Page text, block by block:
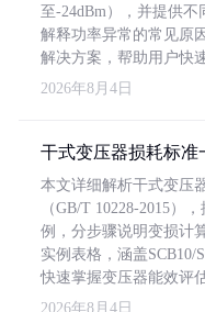
至-24dBm），并提供
解释功率异常的常见原
解决方案，帮助用户快
2026年8月4日
干式变压器损耗标准
本文详细解析干式变压
（GB/T 10228-2015）
例，分步骤说明变损计
实例表格，涵盖SCB10/
快速掌握变压器能效评
2026年8月4日